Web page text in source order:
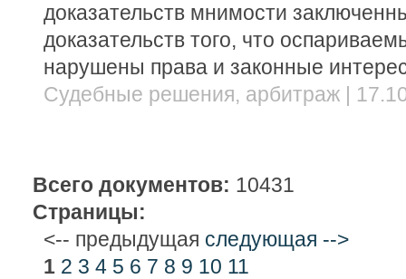
доказательств мнимости
доказательств того, что
нарушены права и законные
Судебные решения, арбитраж |
Всего документов: 10431
Страницы:
<-- предыдущая следующая -->
1 2 3 4 5 6 7 8 9 10 11